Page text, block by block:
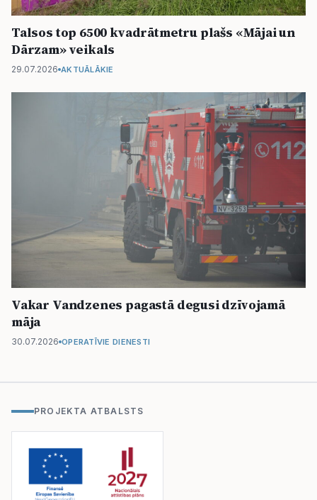
Talsos top 6500 kvadrātmetru plašs «Mājai un
Dārzam» veikals
29.07.2026 AKTUĀLĀKIE
Vakar Vandzenes pagastā degusi dzīvojamā
māja
30.07.2026 OPERATĪVIE DIENESTI
PROJEKTA ATBALSTS